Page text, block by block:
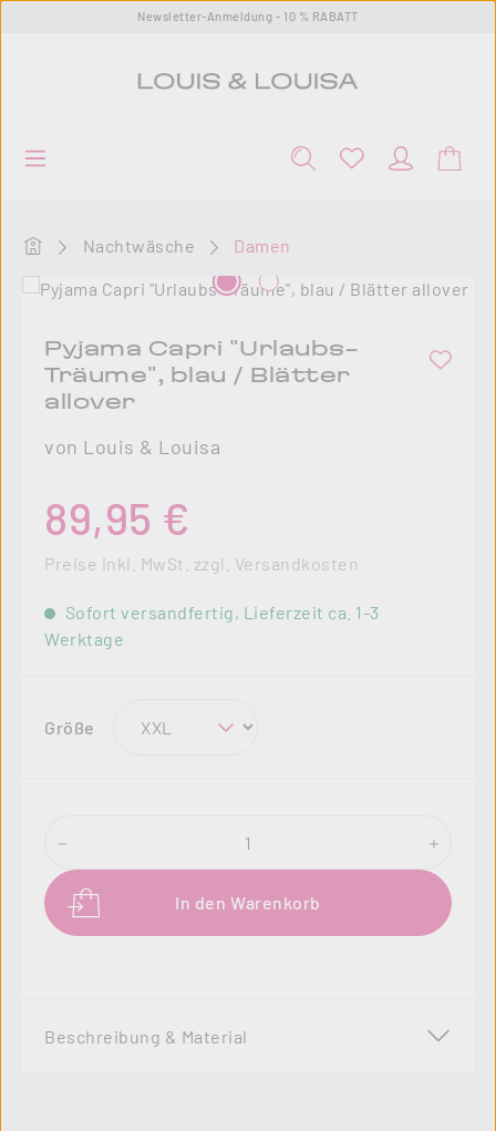
Zum Hauptinhalt springenNewsletter-Anmeldung - 10 % RABATT
Startseite
Nachtwäsche
Damen
Bildergalerie überspringen
Pyjama Capri "Urlaubs-
Träume", blau / Blätter
allover
von Louis & Louisa
89,95 €
Preise inkl. MwSt. zzgl. Versandkosten
Sofort versandfertig, Lieferzeit ca. 1-3
Werktage
Größe auswählen
Produkt Anzahl: Gib den gewünschten
In den Warenkorb
Beschreibung & Material